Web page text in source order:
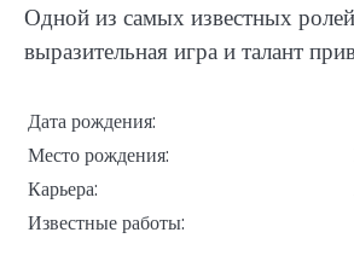
Одной из самых известных
выразительная игра и талант
Дата рождения:
Место рождения:
Карьера:
Известные работы: